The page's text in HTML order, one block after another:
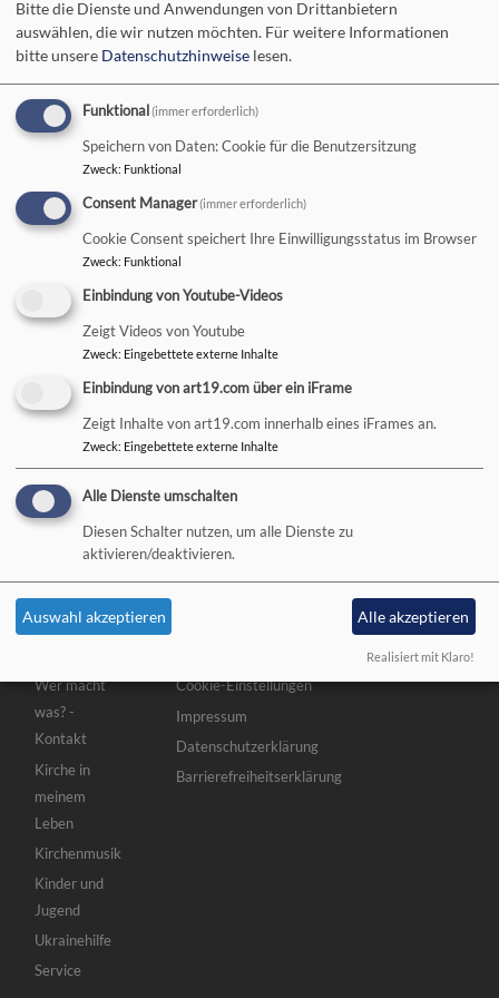
30 Minuten Orgelmusik
entspannen -
nachdenken
in der
Karmelitenkirche Bad Neustadt
Weiterlesen
Wer macht
was? -
Kontakt
Kirche in
meinem
Leben
Kirchenmusik
Kinder und
Jugend
Ukrainehilfe
Service
Cookie-Einstellungen
Impressum
Datenschutzerklärung
Barrierefreiheitserklärung
Benutzermenü
Anmelden
Bitte die Dienste und Anwendungen von Drittanbietern
auswählen, die wir nutzen möchten. Für weitere Informationen
bitte unsere Datenschutzhinweise lesen.
Funktional (immer erforderlich)
Speichern von Daten: Cookie für die Benutzersitzung
Zweck: Funktional
Consent Manager(immer erforderlich)
Cookie Consent speichert Ihre Einwilligungsstatus im Browser
Zweck: Funktional
Einbindung von Youtube-Videos
Zeigt Videos von Youtube
Zweck: Eingebettete externe Inhalte
Einbindung von art19.com über ein iFrame
Zeigt Inhalte von art19.com innerhalb eines iFrames an.
Zweck: Eingebettete externe Inhalte
Alle Dienste umschalten
Diesen Schalter nutzen, um alle Dienste zu
aktivieren/deaktivieren.
Auswahl akzeptieren Alle akzeptieren
Realisiert mit Klaro!